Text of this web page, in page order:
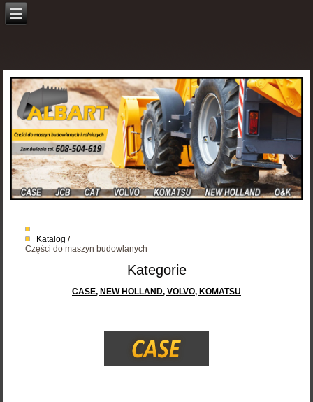
Katalog /
Części do maszyn budowlanych
Kategorie
CASE, NEW HOLLAND, VOLVO, KOMATSU